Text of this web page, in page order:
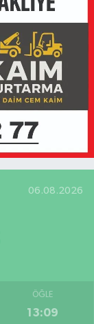
06.08.2026
ÖĞLE
13:09